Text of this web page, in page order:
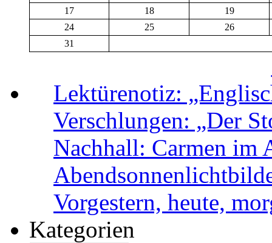
17
18
19
24
25
26
31
Lektürenotiz:
Verschlungen: „Der
Nachhall: Carmen im
Vorgestern, heute,
Kategorien